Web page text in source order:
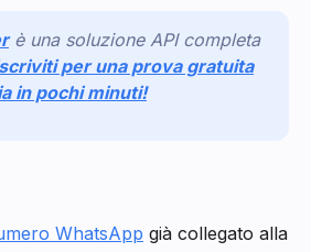
è una soluzione API completa
per una prova gratuita
in pochi minuti!
WhatsApp già collegato alla